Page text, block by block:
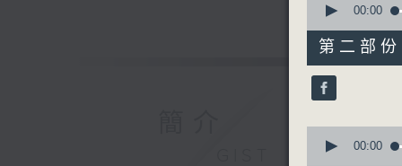
seconds
55
minutes,
9
seconds
90%
00:00
第二部
seconds
00:00